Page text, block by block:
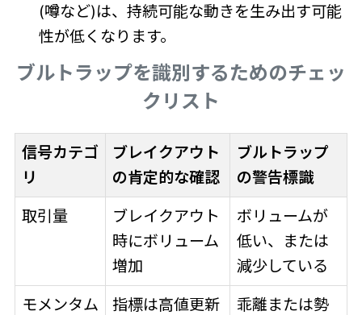
(噂など)は、持続可能な動きを生み出す可能
性が低くなります。
ブルトラップを識別するためのチェッ
クリスト
信号カテゴ
リ
ブレイクアウト
の肯定的な確認
ブルトラップ
の警告標識
取引量
ブレイクアウト
時にボリューム
増加
ボリュームが
低い、または
減少している
モメンタム
指標は高値更新
乖離または勢